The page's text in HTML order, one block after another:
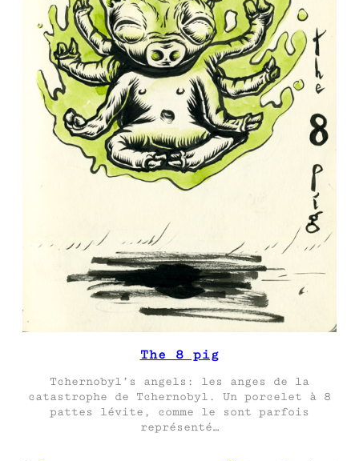
The 8 pig
Tchernobyl’s angels: les anges de la
catastrophe de Tchernobyl. Un porcelet à 8
pattes lévite, comme le sont parfois
représenté…